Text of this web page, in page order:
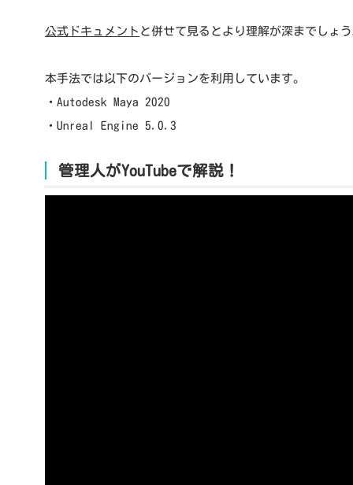
公式ドキュメント と併せて見るとより理解が深までしょ
本手法では以下のバージョンを利用しています。
・Autodesk Maya 2020
・Unreal Engine 5.0.3
管理人がYouTubeで解説！